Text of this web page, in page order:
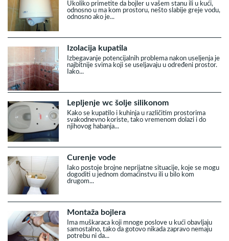
Ukoliko primetite da bojler u vašem stanu ili u kući,
odnosno u ma kom prostoru, nešto slabije greje vodu,
odnosno ako je...
Izolacija kupatila
Izbegavanje potencijalnih problema nakon useljenja je
najbitnije svima koji se useljavaju u određeni prostor.
Iako...
Lepljenje wc šolje silikonom
Kako se kupatilo i kuhinja u različitim prostorima
svakodnevno koriste, tako vremenom dolazi i do
njihovog habanja...
Curenje vode
Iako postoje brojne neprijatne situacije, koje se mogu
dogoditi u jednom domaćinstvu ili u bilo kom
drugom...
Montaža bojlera
Ima muškaraca koji mnoge poslove u kući obavljaju
samostalno, tako da gotovo nikada zapravo nemaju
potrebu ni da...